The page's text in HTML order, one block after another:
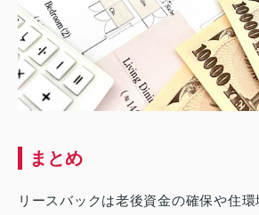
まとめ
リースバックは老後資金の確保や住